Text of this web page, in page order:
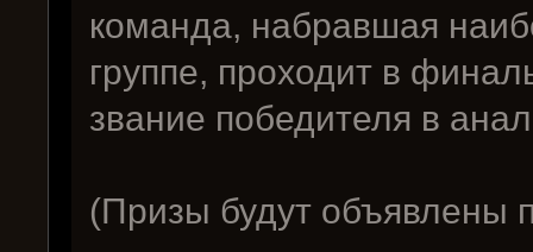
команда, набравшая
группе, проходит в
звание победителя в
(Призы будут объявлены